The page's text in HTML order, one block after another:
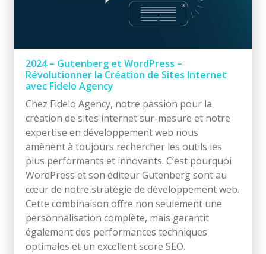
2024 – Gutenberg et WordPress –
Révolutionner la Création de Sites Internet
avec Fidelo Agency
Chez Fidelo Agency, notre passion pour la
création de sites internet sur-mesure et notre
expertise en développement web nous
amènent à toujours rechercher les outils les
plus performants et innovants. C’est pourquoi
WordPress et son éditeur Gutenberg sont au
cœur de notre stratégie de développement web.
Cette combinaison offre non seulement une
personnalisation complète, mais garantit
également des performances techniques
optimales et un excellent score SEO.